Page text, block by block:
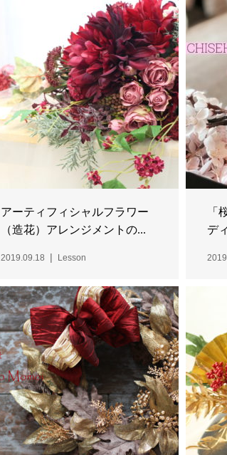
アーティフィシャルフラワー
（造花）アレンジメントの...
2019.09.18 Lesson
「
デ